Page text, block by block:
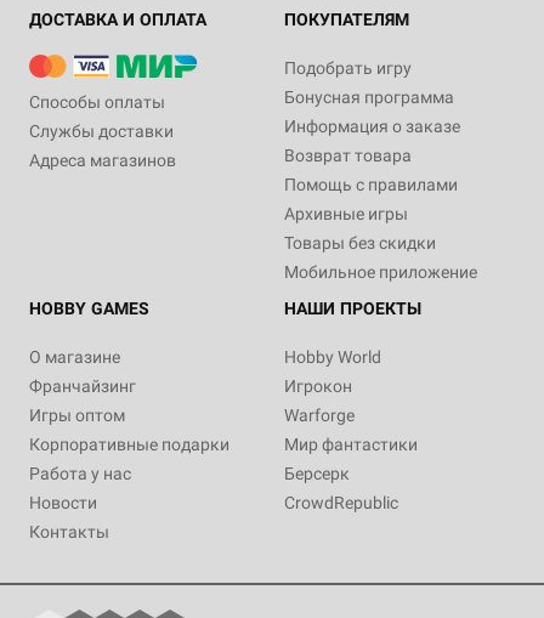
ДОСТАВКА И ОПЛАТА
Способы оплаты
Службы доставки
Адреса магазинов
ПОКУПАТЕЛЯМ
Подобрать игру
Бонусная программа
Информация о заказе
Возврат товара
Помощь с правилами
Архивные игры
Товары без скидки
Мобильное приложение
HOBBY GAMES
О магазине
Франчайзинг
Игры оптом
Корпоративные подарки
Работа у нас
Новости
Контакты
НАШИ ПРОЕКТЫ
Hobby World
Игрокон
Warforge
Мир фантастики
Берсерк
CrowdRepublic